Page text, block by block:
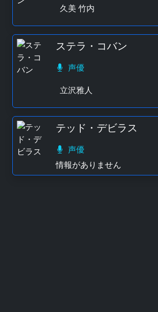
久美 竹内
ステラ・コバン
声優
立沢雅人
テッド・デビラス
声優
情報がありません